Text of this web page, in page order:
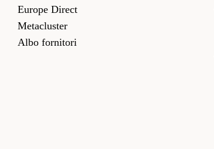
Europe Direct
Metacluster
Albo fornitori